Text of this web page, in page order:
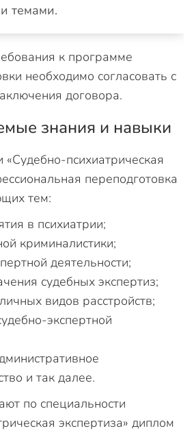
темами.
к программе
необходимо согласовать с
договора.
знания и навыки
«Судебно-психиатрическая
переподготовка
тем:
в психиатрии;
криминалистики;
деятельности;
судебных экспертиз;
видов расстройств;
экспертной
и так далее.
по специальности
экспертиза» диплом